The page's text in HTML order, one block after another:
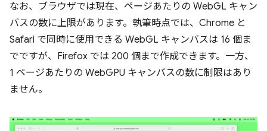
なお、ブラウザでは現在、ページあたりの WebGL キャン
バスの数に上限があります。執筆時点では、Chrome と
Safari で同時に使用できる WebGL キャンバスは 16 個ま
でですが、Firefox では 200 個まで作成できます。一方、
1 ページあたりの WebGPU キャンバスの数に制限はあり
ません。